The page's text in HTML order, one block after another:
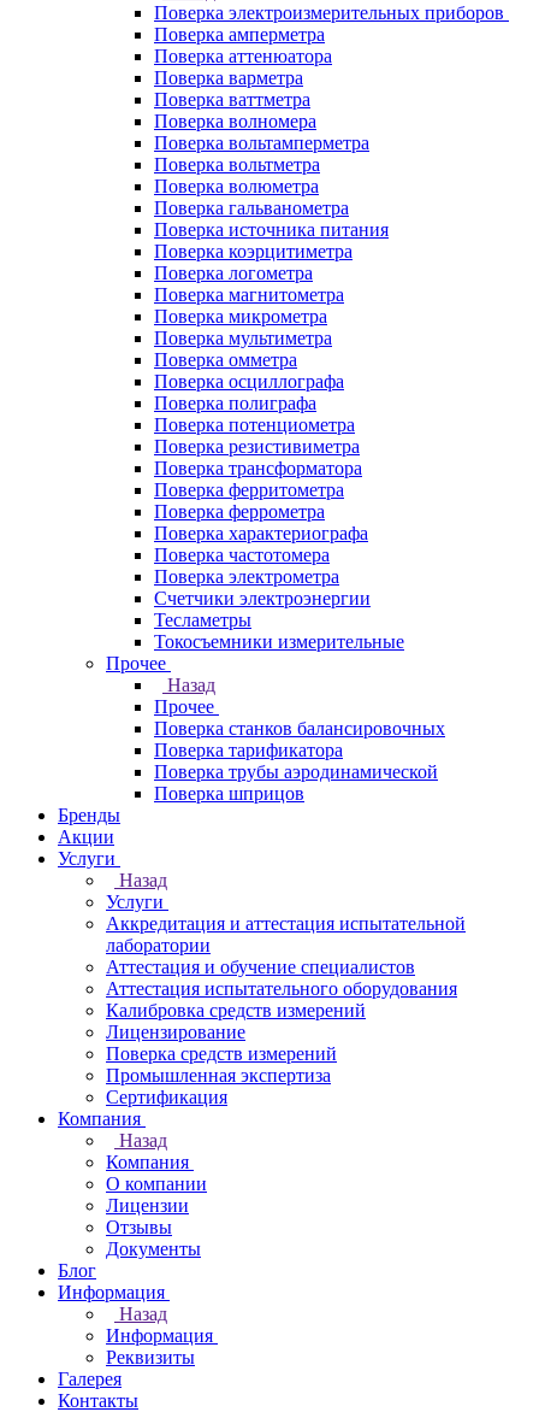
Поверка электроизмерительных приборов
Поверка амперметра
Поверка аттенюатора
Поверка варметра
Поверка ваттметра
Поверка волномера
Поверка вольтамперметра
Поверка вольтметра
Поверка волюметра
Поверка гальванометра
Поверка источника питания
Поверка коэрцитиметра
Поверка логометра
Поверка магнитометра
Поверка микрометра
Поверка мультиметра
Поверка омметра
Поверка осциллографа
Поверка полиграфа
Поверка потенциометра
Поверка резистивиметра
Поверка трансформатора
Поверка ферритометра
Поверка феррометра
Поверка характериографа
Поверка частотомера
Поверка электрометра
Счетчики электроэнергии
Тесламетры
Токосъемники измерительные
Прочее
Назад
Прочее
Поверка станков балансировочных
Поверка тарификатора
Поверка трубы аэродинамической
Поверка шприцов
Бренды
Акции
Услуги
Назад
Услуги
Аккредитация и аттестация испытательной
лаборатории
Аттестация и обучение специалистов
Аттестация испытательного оборудования
Калибровка средств измерений
Лицензирование
Поверка средств измерений
Промышленная экспертиза
Сертификация
Компания
Назад
Компания
О компании
Лицензии
Отзывы
Документы
Блог
Информация
Назад
Информация
Реквизиты
Галерея
Контакты